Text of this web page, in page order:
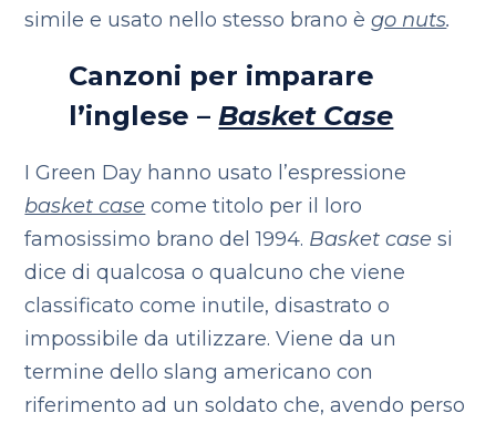
simile e usato nello stesso brano ègo nuts.
Canzoni per imparare
l’inglese –Basket Case
I Green Day hanno usato l’espressione
basket case come titolo per il loro
famosissimo brano del 1994. Basket case si
dice di qualcosa o qualcuno che viene
classificato come inutile, disastrato o
impossibile da utilizzare. Viene da un
termine dello slang americano con
riferimento ad un soldato che, avendo perso